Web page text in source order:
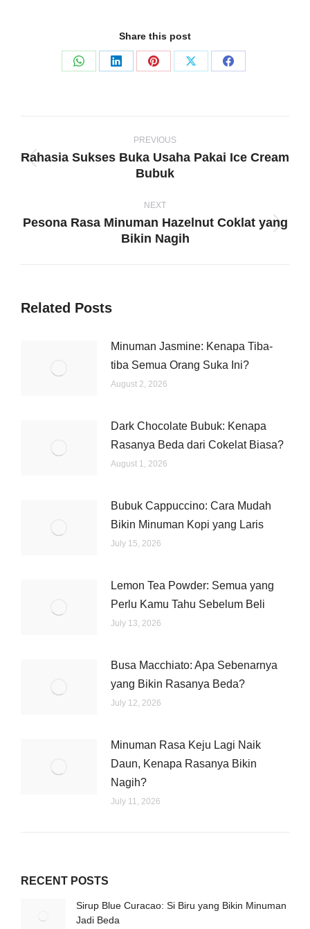
Share this post
Share
Share
Share
Share
Share
navigation
PREVIOUS
Previous
Rahasia Sukses Buka Usaha Pakai Ice Cream
Bubuk
NEXT
Next
Pesona Rasa Minuman Hazelnut Coklat yang
Bikin Nagih
Related Posts
Minuman Jasmine: Kenapa Tiba-
tiba Semua Orang Suka Ini?
August 2, 2026
Dark Chocolate Bubuk: Kenapa
Rasanya Beda dari Cokelat Biasa?
August 1, 2026
Bubuk Cappuccino: Cara Mudah
Bikin Minuman Kopi yang Laris
July 15, 2026
Lemon Tea Powder: Semua yang
Perlu Kamu Tahu Sebelum Beli
July 13, 2026
Busa Macchiato: Apa Sebenarnya
yang Bikin Rasanya Beda?
July 12, 2026
Minuman Rasa Keju Lagi Naik
Daun, Kenapa Rasanya Bikin
Nagih?
July 11, 2026
RECENT POSTS
Sirup Blue Curacao: Si Biru yang Bikin Minuman
Jadi Beda